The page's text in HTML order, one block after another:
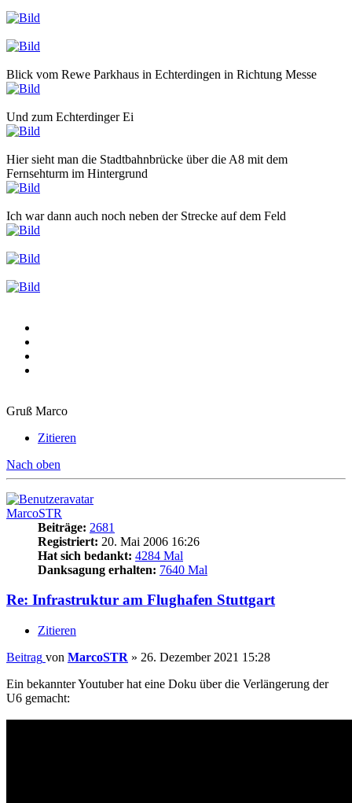
Blick vom Rewe Parkhaus in Echterdingen in Richtung Messe
Und zum Echterdinger Ei
Hier sieht man die Stadtbahnbrücke über die A8 mit dem
Fernsehturm im Hintergrund
Ich war dann auch noch neben der Strecke auf dem Feld
Gruß Marco
Zitieren
Nach oben
MarcoSTR
Beiträge: 2681
Registriert: 20. Mai 2006 16:26
Hat sich bedankt: 4284 Mal
Danksagung erhalten: 7640 Mal
Re: Infrastruktur am Flughafen Stuttgart
Zitieren
Beitrag von MarcoSTR » 26. Dezember 2021 15:28
Ein bekannter Youtuber hat eine Doku über die Verlängerung der
U6 gemacht: